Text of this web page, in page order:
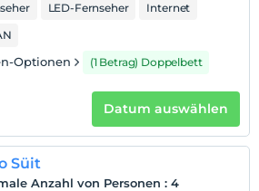
LED-Fernseher
Internet
Optionen (1 Betrag) Doppelbett
Datum auswählen
Süit
Anzahl von Personen : 4